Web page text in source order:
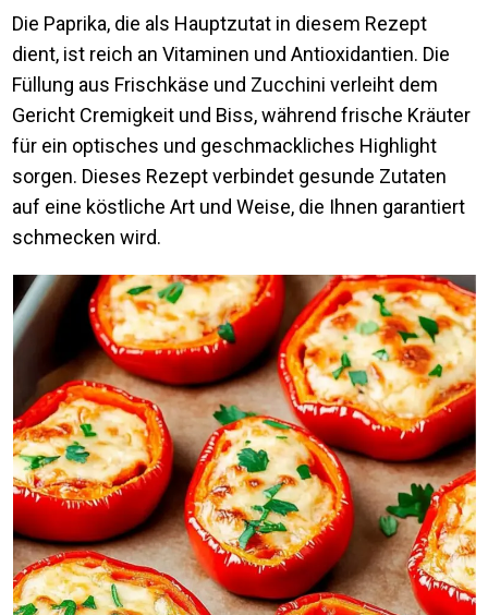
Die Paprika, die als Hauptzutat in diesem Rezept
dient, ist reich an Vitaminen und Antioxidantien. Die
Füllung aus Frischkäse und Zucchini verleiht dem
Gericht Cremigkeit und Biss, während frische Kräuter
für ein optisches und geschmackliches Highlight
sorgen. Dieses Rezept verbindet gesunde Zutaten
auf eine köstliche Art und Weise, die Ihnen garantiert
schmecken wird.